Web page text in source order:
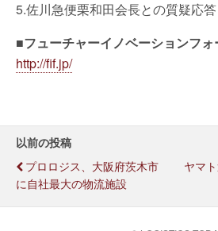
5.佐川急便栗和田会長との質疑応答
■フューチャーイノベーションフォ
http://fif.jp/
以前の投稿
プロロジス、大阪府茨木市
に自社最大の物流施設
ヤマ